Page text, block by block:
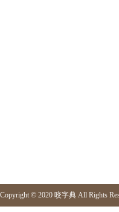
Copyright © 2020 咬字典 All Rights